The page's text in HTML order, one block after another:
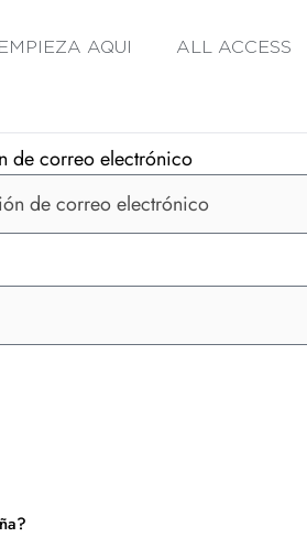
EMPIEZA AQUI ALL ACCESS
de correo electrónico